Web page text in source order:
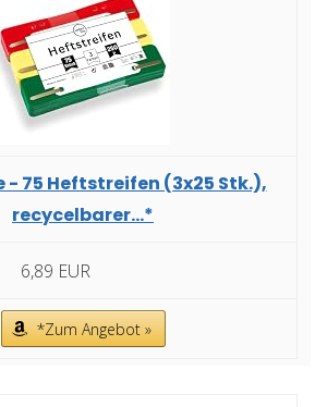
- 75 Heftstreifen (3x25 Stk.),
recycelbarer...*
6,89 EUR
*Zum Angebot »